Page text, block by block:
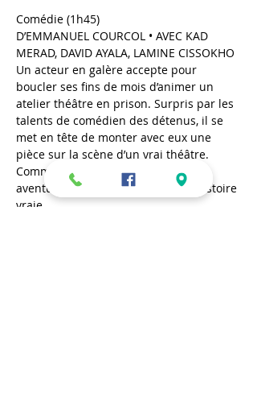
Comédie (1h45)
D’EMMANUEL COURCOL • AVEC KAD
MERAD, DAVID AYALA, LAMINE CISSOKHO
Un acteur en galère accepte pour
boucler ses fins de mois d’animer un
atelier théâtre en prison. Surpris par les
talents de comédien des détenus, il se
met en tête de monter avec eux une
pièce sur la scène d’un vrai théâtre.
Commence alors une formidable
aventure humaine. Inspiré d’une histoire
vraie.